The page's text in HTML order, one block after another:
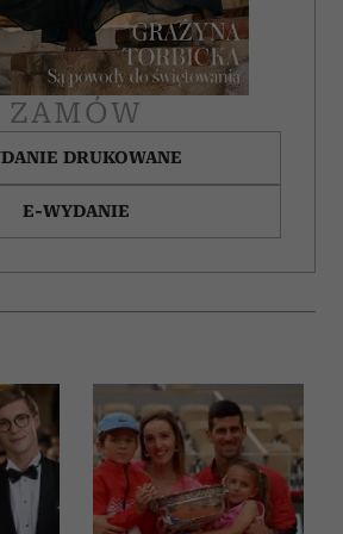
lub uzyskanymi podczas
ZAMÓW
DRUKOWANE
E-WYDANIE